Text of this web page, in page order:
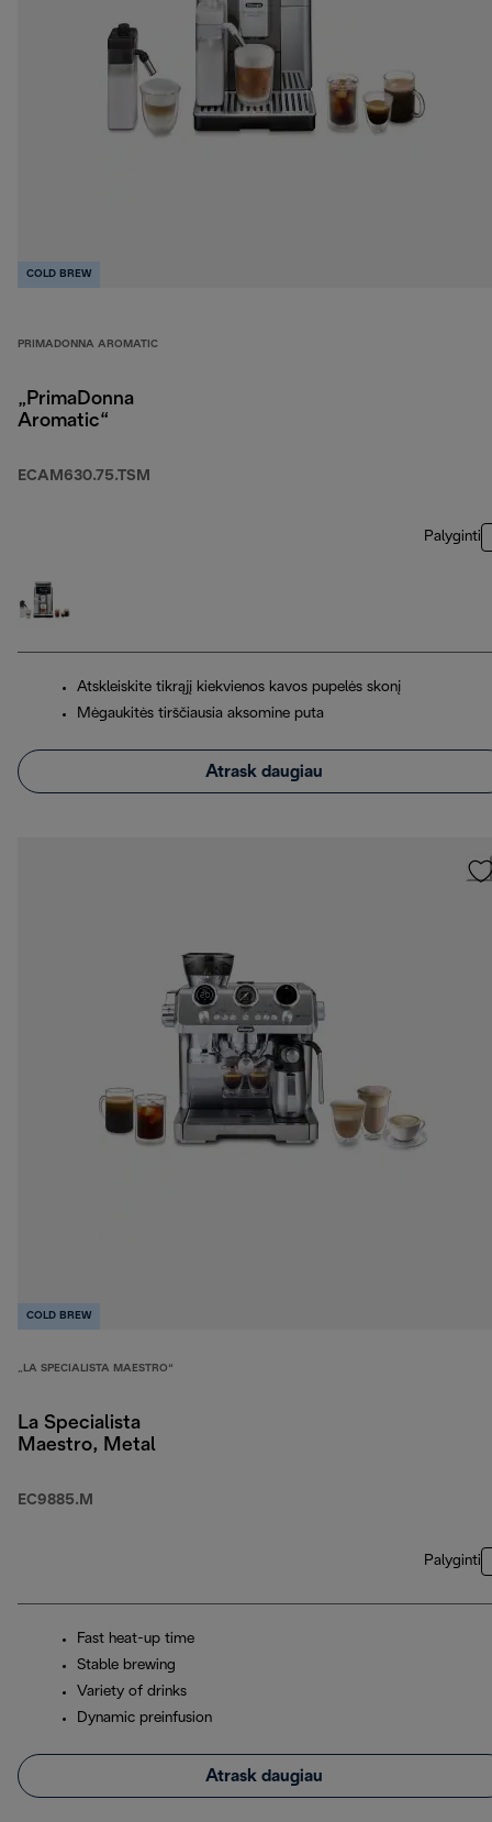
COLD BREW
PRIMADONNA AROMATIC
„PrimaDonna
Aromatic“
ECAM630.75.TSM
Palyginti
Atskleiskite tikrąjį kiekvienos kavos pupelės skonį
Mėgaukitės tirščiausia aksomine puta
Atrask daugiau
COLD BREW
„LA SPECIALISTA MAESTRO“
La Specialista
Maestro, Metal
EC9885.M
Palyginti
Fast heat-up time
Stable brewing
Variety of drinks
Dynamic preinfusion
Atrask daugiau